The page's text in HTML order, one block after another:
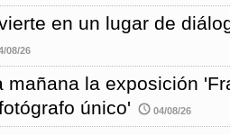
en un lugar de
08/26
mañana la exposición
único'
04/08/26